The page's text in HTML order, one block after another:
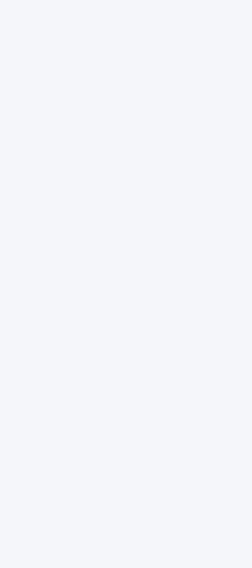
و برندینگ کمک می‌کند